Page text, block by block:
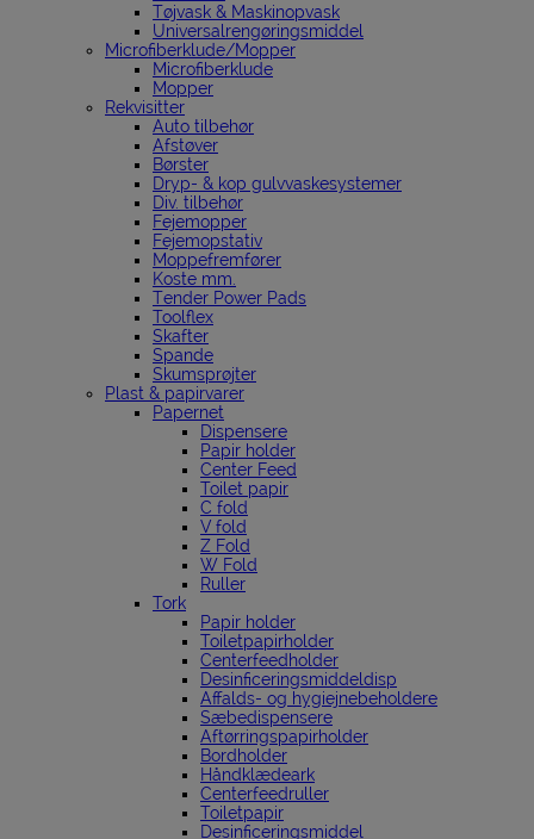
Tøjvask & Maskinopvask
Universalrengøringsmiddel
Microfiberklude/Mopper
Microfiberklude
Mopper
Rekvisitter
Auto tilbehør
Afstøver
Børster
Dryp- & kop gulvvaskesystemer
Div. tilbehør
Fejemopper
Fejemopstativ
Moppefremfører
Koste mm.
Tender Power Pads
Toolflex
Skafter
Spande
Skumsprøjter
Plast & papirvarer
Papernet
Dispensere
Papir holder
Center Feed
Toilet papir
C fold
V fold
Z Fold
W Fold
Ruller
Tork
Papir holder
Toiletpapirholder
Centerfeedholder
Desinficeringsmiddeldisp
Affalds- og hygiejnebeholdere
Sæbedispensere
Aftørringspapirholder
Bordholder
Håndklædeark
Centerfeedruller
Toiletpapir
Desinficeringsmiddel